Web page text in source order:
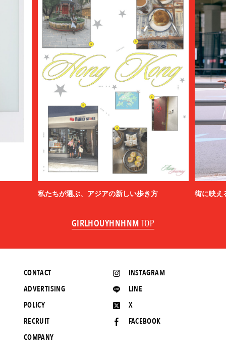
私たちが選ぶ、アジアの新しい歩き方 街に映え
GIRLHOUYHNHNM TOP
INSTAGRAM
LINE
X
FACEBOOK
CONTACT
ADVERTISING
POLICY
RECRUIT
COMPANY